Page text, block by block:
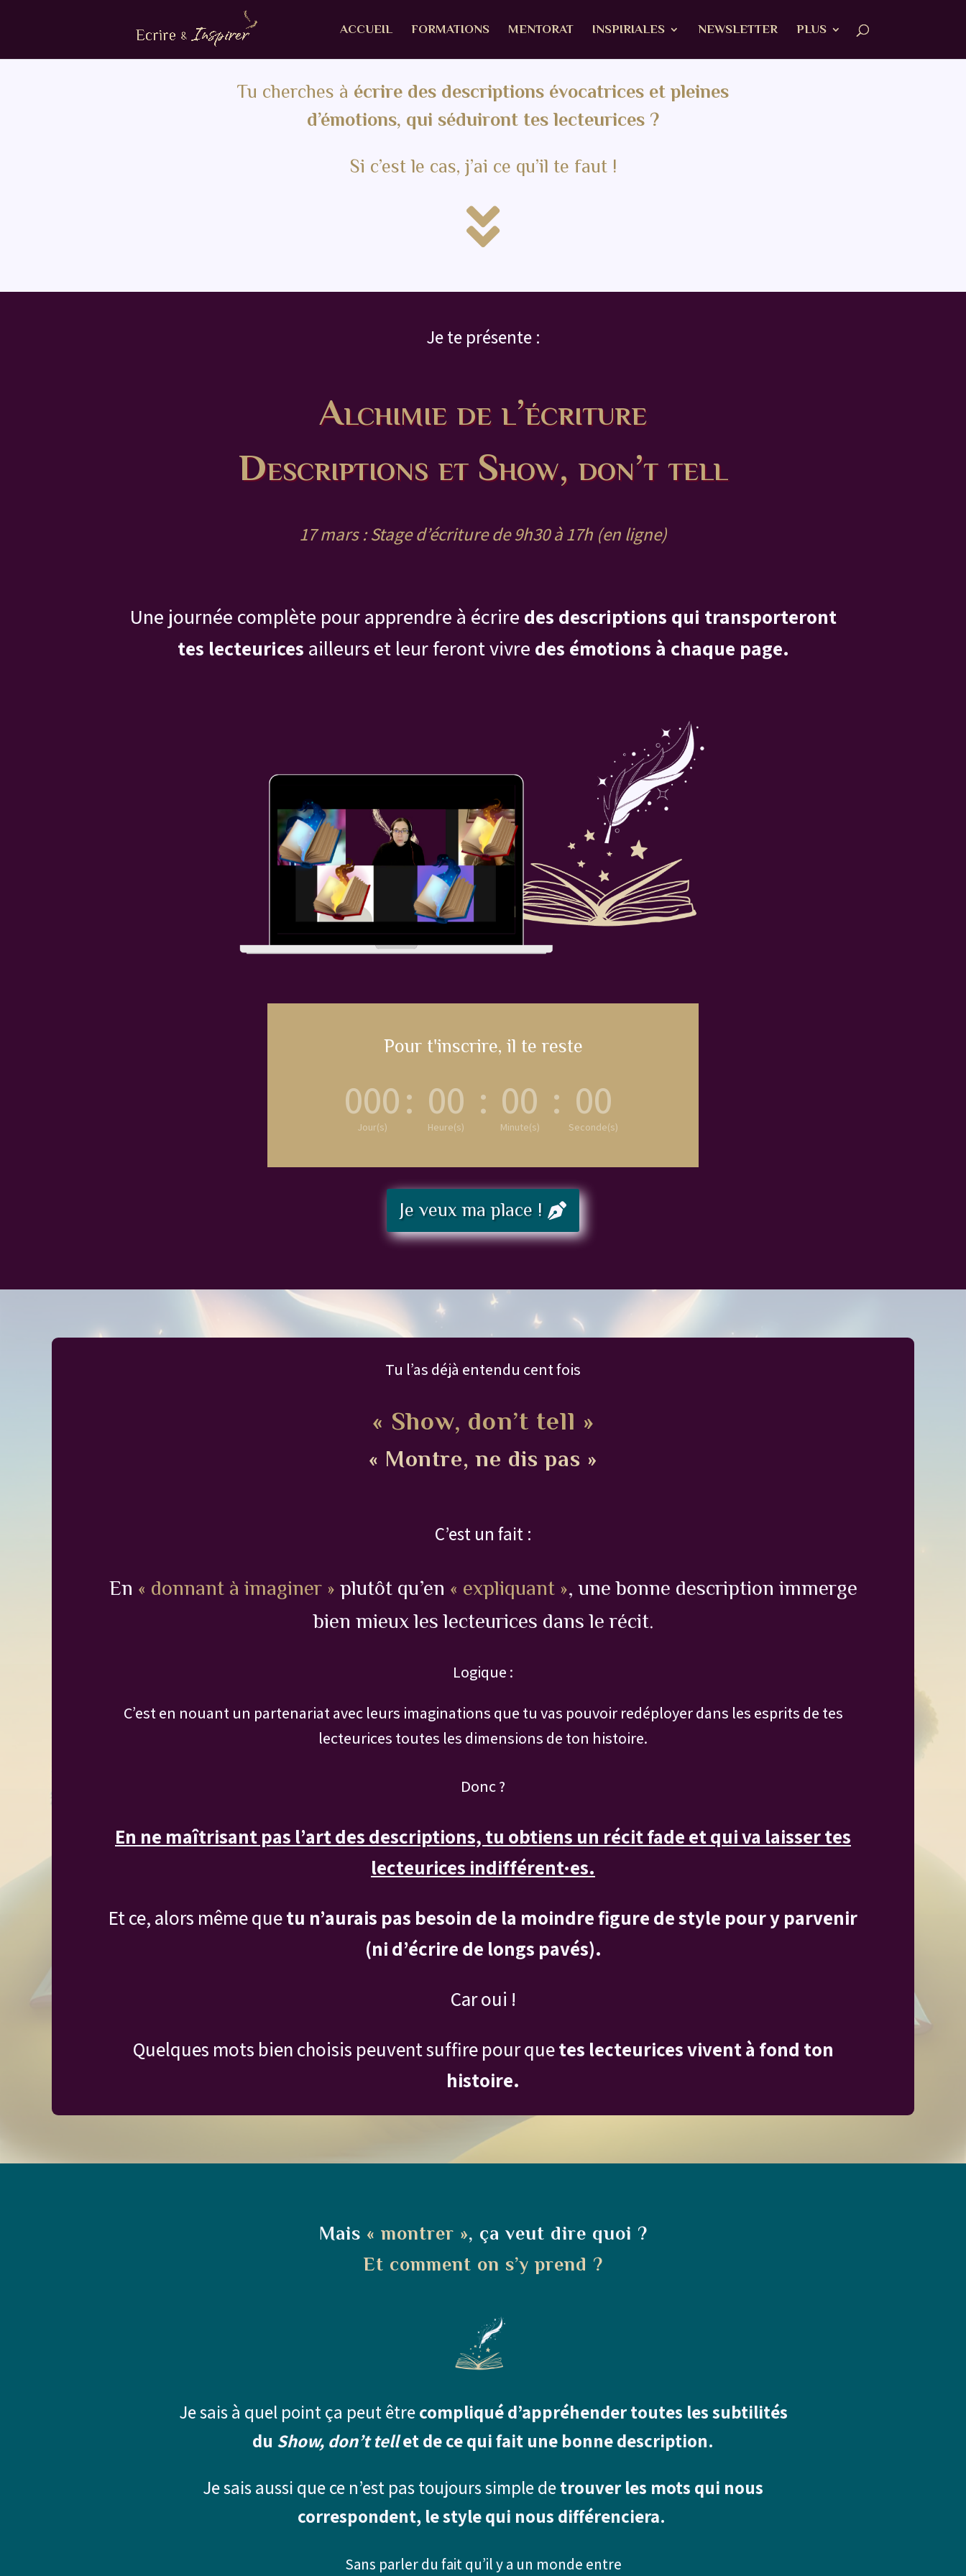
ACCUEIL FORMATIONS MENTORAT INSPIRIALES NEWSLETTER PLUS
Tu cherches à écrire des descriptions évocatrices et pleines
d’émotions, qui séduiront tes lecteurices ?
Si c’est le cas, j’ai ce qu’il te faut !

Je te présente :
Alchimie de l’écriture
Descriptions et Show, don’t tell
17 mars : Stage d’écriture de 9h30 à 17h (en ligne)
Une journée complète pour apprendre à écrire des descriptions qui transporteront
tes lecteurices ailleurs et leur feront vivre des émotions à chaque page.
Inspiriales de l’Ecriture
Pour t'inscrire, il te reste
000
Jour(s)
: 00
Heure(s)
: 00
Minute(s)
: 00
Seconde(s)
Je veux ma place !
Tu l’as déjà entendu cent fois
« Show, don’t tell »
« Montre, ne dis pas »
C’est un fait :
En « donnant à imaginer » plutôt qu’en « expliquant », une bonne description immerge
bien mieux les lecteurices dans le récit.
Logique :
C’est en nouant un partenariat avec leurs imaginations que tu vas pouvoir redéployer dans les esprits de tes
lecteurices toutes les dimensions de ton histoire.
Donc ?
En ne maîtrisant pas l’art des descriptions, tu obtiens un récit fade et qui va laisser tes
lecteurices indifférent·es.
Et ce, alors même quetu n’aurais pas besoin de la moindre figure de style pour y parvenir
(ni d’écrire de longs pavés).
Car oui !
Quelques mots bien choisis peuvent suffire pour quetes lecteurices vivent à fond ton
histoire.
Mais « montrer », ça veut dire quoi ?
Et comment on s’y prend ?
Je sais à quel point ça peut êtrecompliqué d’appréhender toutes les subtilités
du Show, don’t tellet de ce qui fait une bonne description.
Je sais aussi que ce n’est pas toujours simple detrouver les mots qui nous
correspondent, le style qui nous différenciera.
Sans parler du fait qu’il y a un monde entre